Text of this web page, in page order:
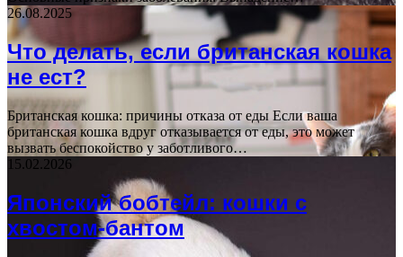
26.08.2025
Что делать, если британская кошка
не ест?
Британская кошка: причины отказа от еды Если ваша
британская кошка вдруг отказывается от еды, это может
вызвать беспокойство у заботливого…
15.02.2026
Японский бобтейл: кошки с
хвостом-бантом